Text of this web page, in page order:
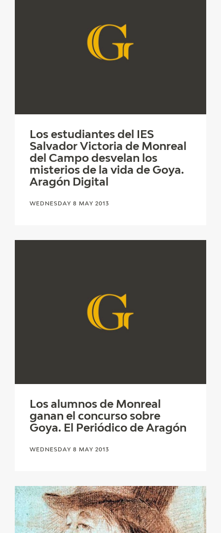
Los estudiantes del IES
Salvador Victoria de Monreal
del Campo desvelan los
misterios de la vida de Goya.
Aragón Digital
WEDNESDAY 8 MAY 2013
Los alumnos de Monreal
ganan el concurso sobre
Goya. El Periódico de Aragón
WEDNESDAY 8 MAY 2013